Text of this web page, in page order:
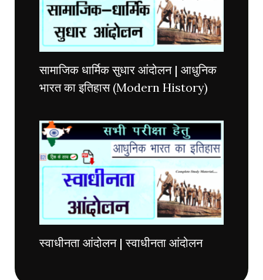
सामाजिक धार्मिक सुधार आंदोलन | आधुनिक
भारत का इतिहास (Modern History)
स्वाधीनता आंदोलन | स्वाधीनता आंदोलन